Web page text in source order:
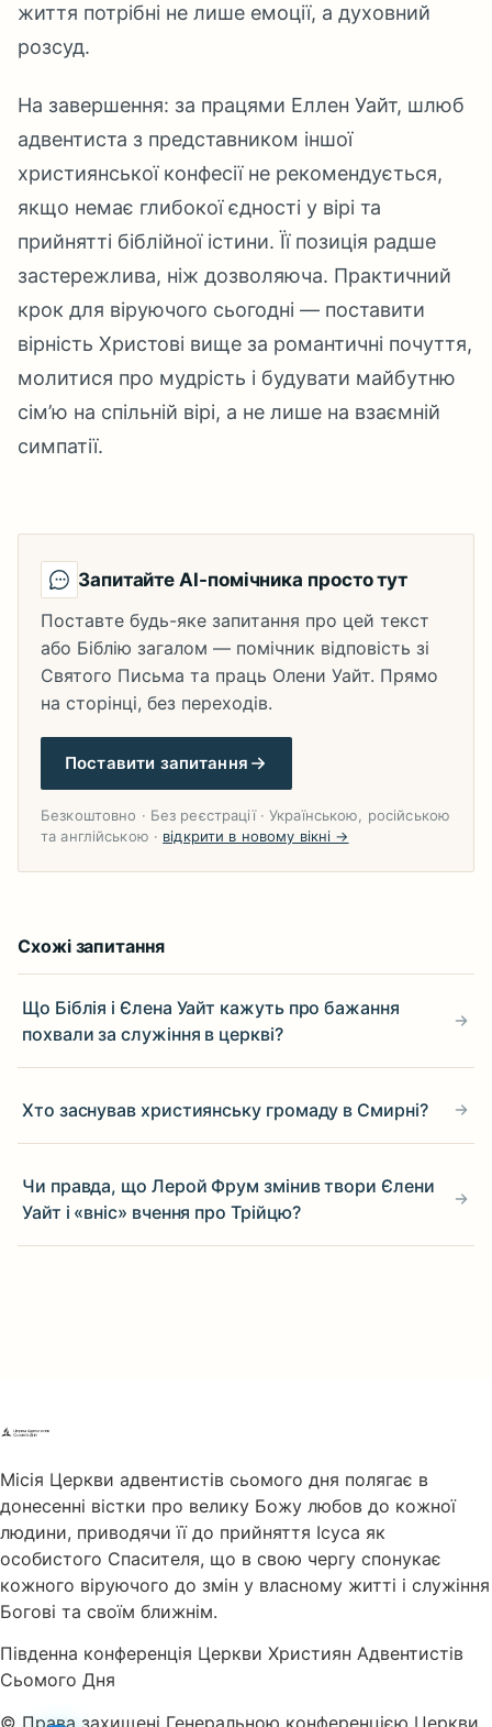
життя потрібні не лише емоції, а духовний
розсуд.
На завершення: за працями Еллен Уайт, шлюб
адвентиста з представником іншої
християнської конфесії не рекомендується,
якщо немає глибокої єдності у вірі та
прийнятті біблійної істини. Її позиція радше
застережлива, ніж дозволяюча. Практичний
крок для віруючого сьогодні — поставити
вірність Христові вище за романтичні почуття,
молитися про мудрість і будувати майбутню
сім’ю на спільній вірі, а не лише на взаємній
симпатії.
Запитайте AI-помічника просто тут
Поставте будь-яке запитання про цей текст
або Біблію загалом — помічник відповість зі
Святого Письма та праць Олени Уайт. Прямо
на сторінці, без переходів.
Поставити запитання
Безкоштовно · Без реєстрації · Українською, російською
та англійською · відкрити в новому вікні →
Схожі запитання
Що Біблія і Єлена Уайт кажуть про бажання
похвали за служіння в церкві?
Хто заснував християнську громаду в Смирні?
Чи правда, що Лерой Фрум змінив твори Єлени
Уайт і «вніс» вчення про Трійцю?
Місія Церкви адвентистів сьомого дня полягає в
донесенні вістки про велику Божу любов до кожної
людини, приводячи її до прийняття Ісуса як
особистого Спасителя, що в свою чергу спонукає
кожного віруючого до змін у власному житті і служіння
Богові та своїм ближнім.
Південна конференція Церкви Християн Адвентистів
Сьомого Дня
© Права захищені Генеральною конференцією Церкви